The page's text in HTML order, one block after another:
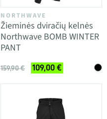
NORTHWAVE
Žieminės dviračių kelnės
Northwave BOMB WINTER
PANT
159,90 € 109,00 €